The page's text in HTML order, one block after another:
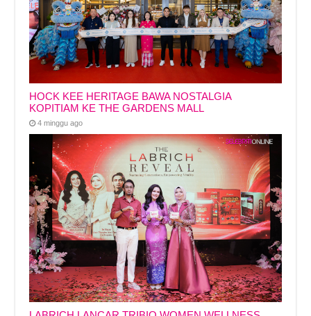
HOCK KEE HERITAGE BAWA NOSTALGIA
KOPITIAM KE THE GARDENS MALL
4 minggu ago